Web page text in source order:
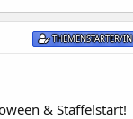
THEMENSTARTER/IN
& Staffelstart!